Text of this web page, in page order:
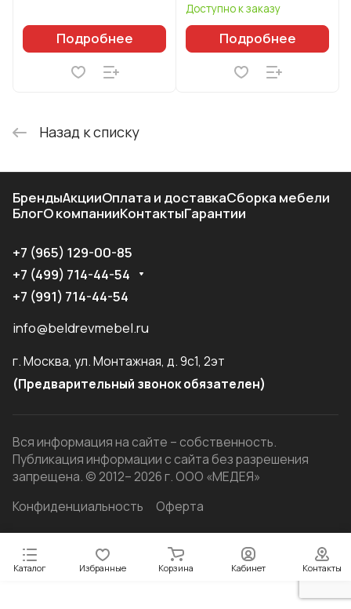
Подробнее
Доступно к заказу
Подробнее
Назад к списку
Каталог Избранные Корзина Кабинет Контакты
БрендыАкцииОплата и доставкаСборка мебели
БлогО компанииКонтактыГарантии
+7 (965) 129-00-85
+7 (499) 714-44-54
+7 (991) 714-44-54
info@beldrevmebel.ru
г. Москва, ул. Монтажная, д. 9с1, 2эт
(Предварительный звонок обязателен)
Вся информация на сайте – собственность.
Публикация информации с сайта без разрешения
запрещена. © 2012– 2026 г. ООО «МЕДЕЯ»
Конфиденциальность
Оферта